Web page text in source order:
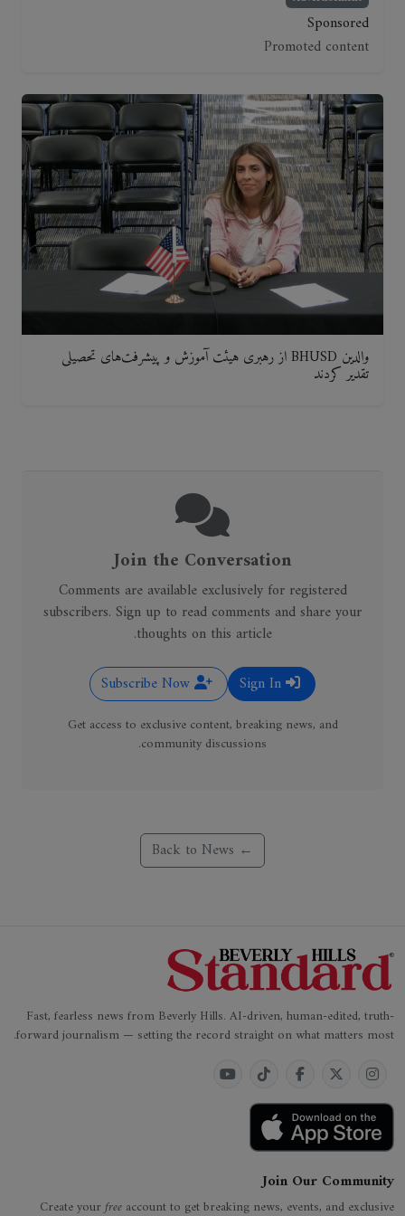
Sponsored
Promoted content
والدین BHUSD از رهبری هیئت آموزش و پیشرفت‌های تحصیلی
تقدیر کردند
Join the Conversation
Comments are available exclusively for registered
subscribers. Sign up to read comments and share your
thoughts on this article.
Get access to exclusive content, breaking news, and
community discussions.
← Back to News
Fast, fearless news from Beverly Hills. AI-driven, human-edited, truth-
forward journalism — setting the record straight on what matters most.
Join Our Community
Create yourfree account to get breaking news, events, and exclusive